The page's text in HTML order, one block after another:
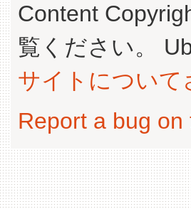
Content
覧ください。
サイトについて
Report a bug on